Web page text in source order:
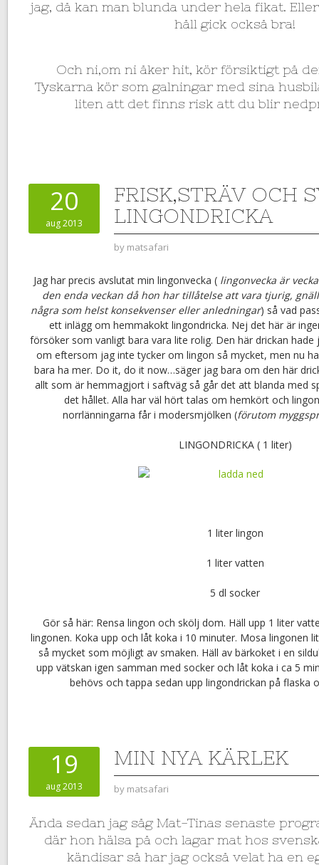
jag, då kan man blunda under hela fikat.
håll gick också bra!
Och ni,om ni åker hit, kör försiktigt på
Tyskarna kör som galningar med sina
liten att det finns risk att du blir
20
aug 2013
FRISK,STRÄV OCH
LINGONDRICKA
by matsafari
Jag har precis avslutat min lingonvecka ( lingonvecka är
den enda veckan då hon har tillåtelse att vara tjurig,
några som helst konsekvenser eller anledningar) så vad
ett inlägg om hemmakokt lingondricka. Nej det här är
försöker som vanligt bara vara lite rolig. Den här drickan hade
om eftersom jag inte tycker om lingon så mycket, men nu
bara ha mer. Do it, do it now…säger jag bara om den här
allt som är hemmagjort i saftväg så går det att blanda med
det hållet. Alla har väl hört talas om hemkört och
norrlänningarna får i modersmjölken (förutom
LINGONDRICKA ( 1 liter)
1 liter lingon
1 liter vatten
5 dl socker
Gör så här: Rensa lingon och skölj dom. Häll upp 1 liter
lingonen. Koka upp och låt koka i 10 minuter. Mosa lingonen
så mycket som möjligt av smaken. Häll av bärkoket i en
upp vätskan igen samman med socker och låt koka i ca 5
behövs och tappa sedan upp lingondrickan på flaska
19
aug 2013
MIN NYA KÄRLEK
by matsafari
Ända sedan jag såg Mat-Tinas senaste
där hon hälsa på och lagar mat hos
kändisar så har jag också velat ha en